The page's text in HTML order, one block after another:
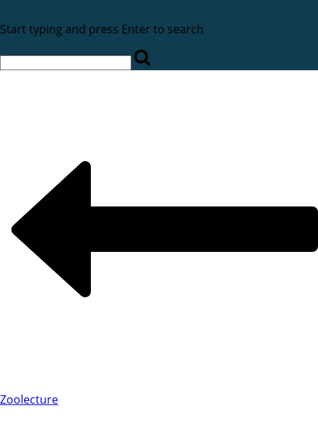
Start typing and press Enter to search
Zoolecture